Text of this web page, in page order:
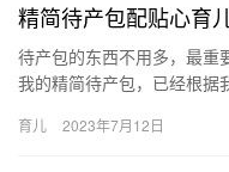
精简待产包配贴心育
待产包的东西不用多，最重
我的精简待产包，已经根据
要的…
育儿 2023年7月12日